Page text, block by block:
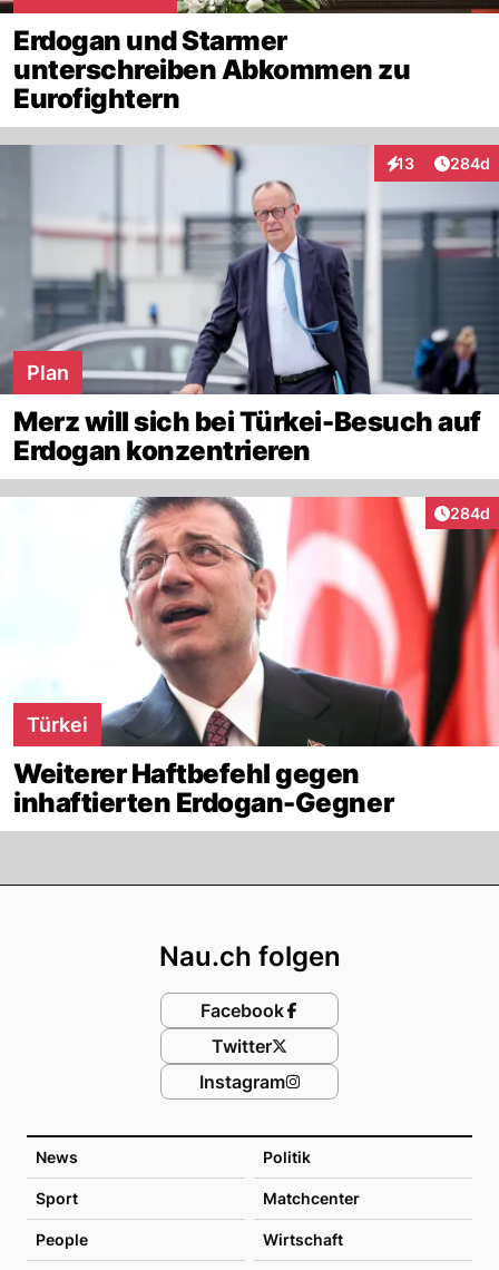
Erdogan und Starmer
unterschreiben Abkommen zu
Eurofightern
13
Interaktionen
284d
Plan
Merz will sich bei Türkei-Besuch auf
Erdogan konzentrieren
284d
Türkei
Weiterer Haftbefehl gegen
inhaftierten Erdogan-Gegner
News Politik
Sport Matchcenter
People Wirtschaft
Nau.ch folgen
Facebook
Twitter
Instagram